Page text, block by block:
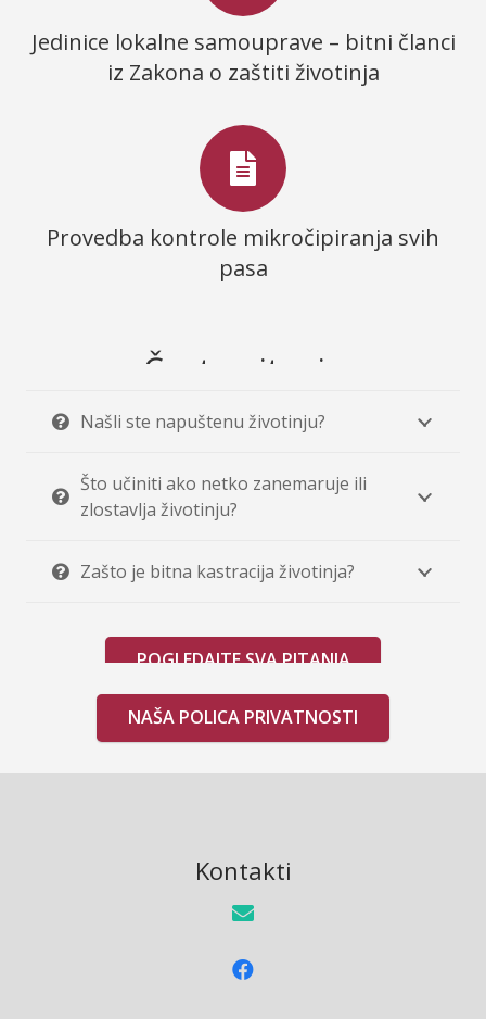
Jedinice lokalne samouprave – bitni članci
iz Zakona o zaštiti životinja
Provedba kontrole mikročipiranja svih
pasa
Česta pitanja
Našli ste napuštenu životinju?
Što učiniti ako netko zanemaruje ili
zlostavlja životinju?
Zašto je bitna kastracija životinja?
POGLEDAJTE SVA PITANJA
NAŠA POLICA PRIVATNOSTI
Kontakti